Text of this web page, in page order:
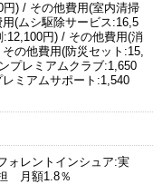
) / その他費用(室内清掃
(ムシ駆除サービス:16,5
円) / その他費用(消
の他費用(防災セット:15,
プレミアムクラブ:1,650
ミアムサポート:1,540
ォレントインシュア:実
月額1.8％